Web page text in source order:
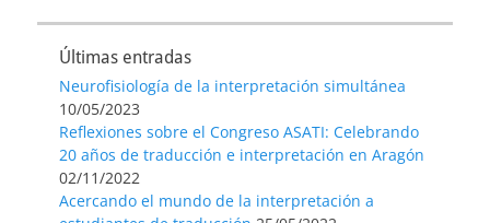
Últimas entradas
Neurofisiología de la interpretación simultánea
10/05/2023
Reflexiones sobre el Congreso ASATI: Celebrando
20 años de traducción e interpretación en Aragón
02/11/2022
Acercando el mundo de la interpretación a